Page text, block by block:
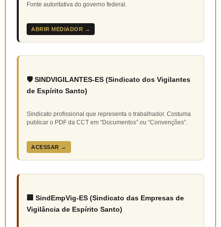
Fonte autoritativa do governo federal.
ABRIR MEDIADOR →
🛡️ SINDVIGILANTES-ES (Sindicato dos Vigilantes
de Espírito Santo)
Sindicato profissional que representa o trabalhador. Costuma
publicar o PDF da CCT em “Documentos” ou “Convenções”.
ACESSAR →
🏢 SindEmpVig-ES (Sindicato das Empresas de
Vigilância de Espírito Santo)